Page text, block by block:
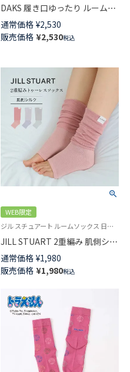
DAKS 履き口ゆったり ルームソ
ックス 内起毛 総パイル 杢調ベ
ア刺繍 クルー丈 レディース 日
本製 03368910
通常価格 ¥2,530
販売価格 ¥2,530税込
WEB限定
ジル スチュアート ルームソックス 日本製
JILL STUART 2重編み 肌側シル
ク トゥーレス ソックス レディ
ース 93140005
通常価格 ¥1,980
販売価格 ¥1,980税込